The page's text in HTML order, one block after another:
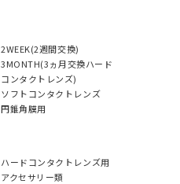
2WEEK(2週間交換)
3MONTH(3ヵ月交換ハード
コンタクトレンズ)
ソフトコンタクトレンズ
円錐角膜用
ハードコンタクトレンズ用
アクセサリー類